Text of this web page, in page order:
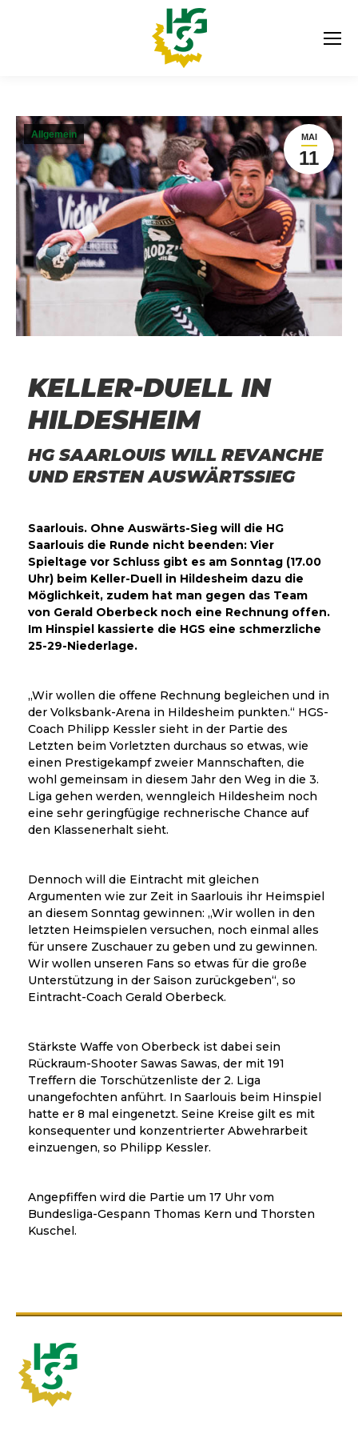
MAI
11
Allgemein
KELLER-DUELL IN
HILDESHEIM
HG SAARLOUIS WILL REVANCHE
UND ERSTEN AUSWÄRTSSIEG
Saarlouis. Ohne Auswärts-Sieg will die HG
Saarlouis die Runde nicht beenden: Vier
Spieltage vor Schluss gibt es am Sonntag (17.00
Uhr) beim Keller-Duell in Hildesheim dazu die
Möglichkeit, zudem hat man gegen das Team
von Gerald Oberbeck noch eine Rechnung offen.
Im Hinspiel kassierte die HGS eine schmerzliche
25-29-Niederlage.
„Wir wollen die offene Rechnung begleichen und in
der Volksbank-Arena in Hildesheim punkten.“ HGS-
Coach Philipp Kessler sieht in der Partie des
Letzten beim Vorletzten durchaus so etwas, wie
einen Prestigekampf zweier Mannschaften, die
wohl gemeinsam in diesem Jahr den Weg in die 3.
Liga gehen werden, wenngleich Hildesheim noch
eine sehr geringfügige rechnerische Chance auf
den Klassenerhalt sieht.
Dennoch will die Eintracht mit gleichen
Argumenten wie zur Zeit in Saarlouis ihr Heimspiel
an diesem Sonntag gewinnen: „Wir wollen in den
letzten Heimspielen versuchen, noch einmal alles
für unsere Zuschauer zu geben und zu gewinnen.
Wir wollen unseren Fans so etwas für die große
Unterstützung in der Saison zurückgeben“, so
Eintracht-Coach Gerald Oberbeck.
Stärkste Waffe von Oberbeck ist dabei sein
Rückraum-Shooter Sawas Sawas, der mit 191
Treffern die Torschützenliste der 2. Liga
unangefochten anführt. In Saarlouis beim Hinspiel
hatte er 8 mal eingenetzt. Seine Kreise gilt es mit
konsequenter und konzentrierter Abwehrarbeit
einzuengen, so Philipp Kessler.
Angepfiffen wird die Partie um 17 Uhr vom
Bundesliga-Gespann Thomas Kern und Thorsten
Kuschel.